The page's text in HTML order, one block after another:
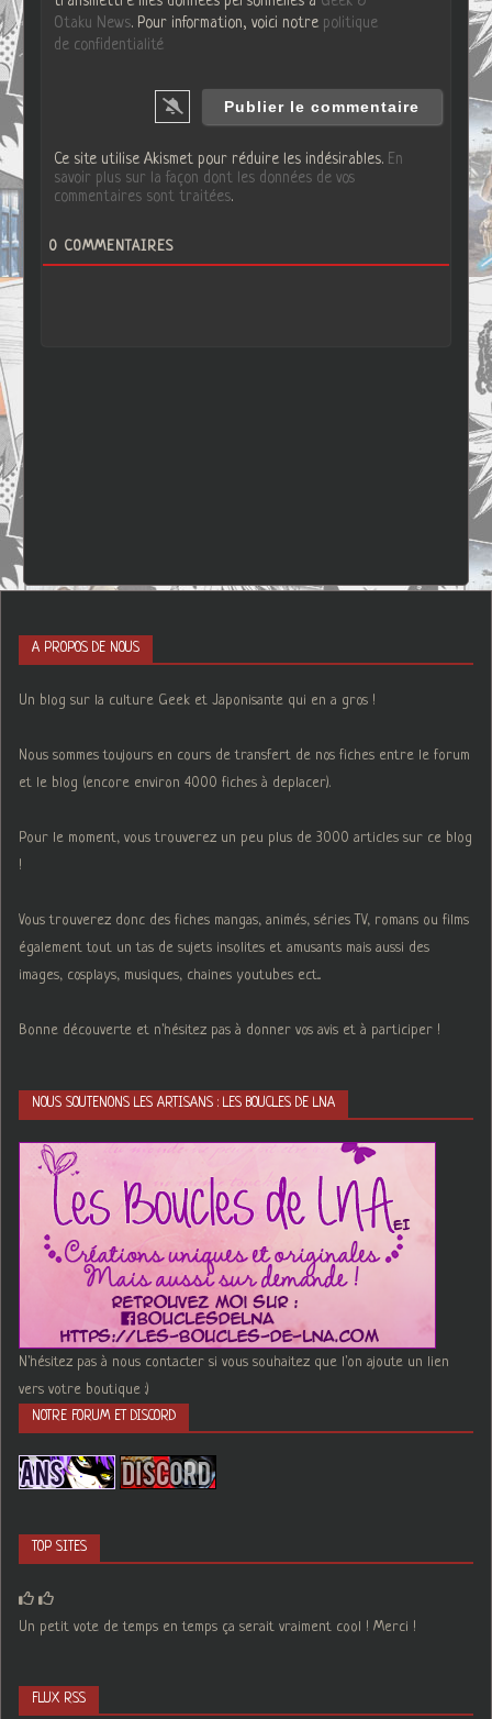
Otaku News. Pour information, voici notre politique
de confidentialité
Ce site utilise Akismet pour réduire les indésirables. En
savoir plus sur la façon dont les données de vos
commentaires sont traitées.
0 COMMENTAIRES
A PROPOS DE NOUS
Un blog sur la culture Geek et Japonisante qui en a gros !
Nous sommes toujours en cours de transfert de nos fiches entre le forum
et le blog (encore environ 4000 fiches à deplacer).
Pour le moment, vous trouverez un peu plus de 3000 articles sur ce blog
!
Vous trouverez donc des fiches mangas, animés, séries TV, romans ou films
également tout un tas de sujets insolites et amusants mais aussi des
images, cosplays, musiques, chaines youtubes ect...
Bonne découverte et n'hésitez pas à donner vos avis et à participer !
NOUS SOUTENONS LES ARTISANS : LES BOUCLES DE LNA
N'hésitez pas à nous contacter si vous souhaitez que l'on ajoute un lien
vers votre boutique :)
NOTRE FORUM ET DISCORD
TOP SITES
Un petit vote de temps en temps ça serait vraiment cool ! Merci !
FLUX RSS